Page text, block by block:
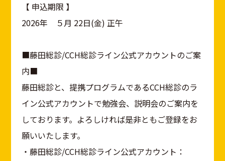
【 申込期限 】
2026年 ５月 22日(金) 正午
■藤田総診/CCH総診ライン公式アカウントのご案
内■
藤田総診と、提携プログラムであるCCH総診のラ
イン公式アカウントで勉強会、説明会のご案内を
しております。よろしければ是非ともご登録をお
願いいたします。
・藤田総診/CCH総診ライン公式アカウント：